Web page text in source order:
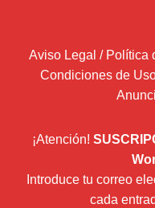
Aviso Legal / Política
Condiciones de
¡Atención!
Introduce tu correo
cada